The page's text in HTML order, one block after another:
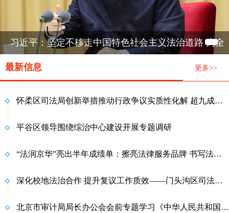
习近平：坚定不移走中国特色社会主义法治道路 为全
面建设社会主义现代化国家提供有力法治保障
最新信息 更多>>
怀柔区司法局创新举措推动行政争议实质性化解 超九成行政复议案件实现案结事了
平谷区领导围绕综治中心建设开展专题调研
“法润京华”亮出半年成绩单：擦亮法律服务品牌 书写法治惠民答卷
深化校地法治合作 提升复议工作质效——门头沟区司法局与北京工商大学法学院开展座谈交流
北京市审计局局长办公会会前专题学习《中华人民共和国法治宣传教育法》